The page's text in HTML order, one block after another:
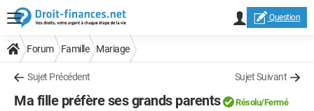
Question
Forum Famille Mariage
Sujet Précédent Sujet Suivant
Ma fille préfère ses grands parents Résolu/Fermé